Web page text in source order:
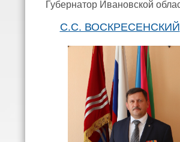
Губернатор Ивановской
С.С. ВОСКРЕСЕНСКИЙ